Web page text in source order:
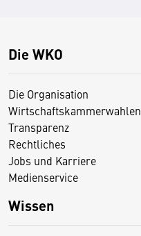
Die WKO
Die Organisation
Wirtschaftskammerwahlen
Transparenz
Rechtliches
Jobs und Karriere
Medienservice
Wissen